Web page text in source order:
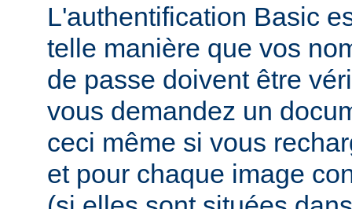
L'authentification Basic
telle manière que vos
de passe doivent être
vous demandez un
ceci même si vous
et pour chaque image